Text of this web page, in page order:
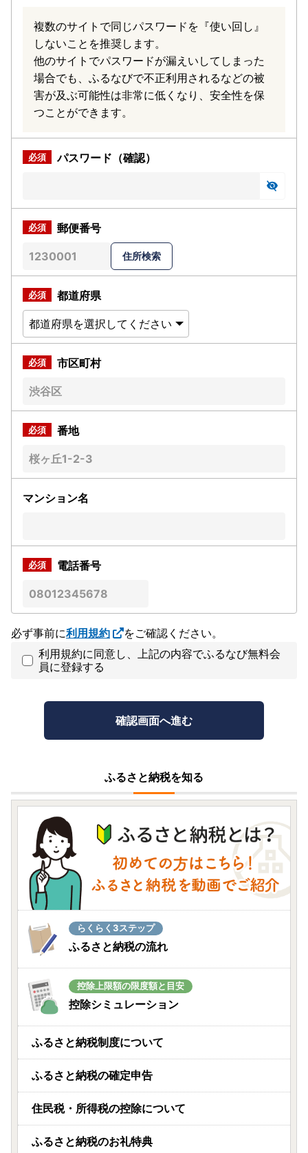
複数のサイトで同じパスワードを『使い回し』
しないことを推奨します。
他のサイトでパスワードが漏えいしてしまった
場合でも、ふるなびで不正利用されるなどの被
害が及ぶ可能性は非常に低くなり、安全性を保
つことができます。
パスワード（確認）
郵便番号
都道府県
市区町村
番地
マンション名
電話番号
必ず事前に利用規約
をご確認ください。
利用規約に同意し、上記の内容でふるなび無料会
員に登録する
ふるさと納税を知る
らくらく3ステップ
ふるさと納税の流れ
控除上限額の限度額と目安
控除シミュレーション
ふるさと納税制度について
ふるさと納税の確定申告
住民税・所得税の控除について
ふるさと納税のお礼特典